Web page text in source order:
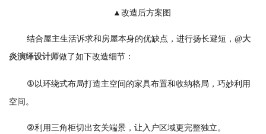
▲改造后方案图
结合屋主生活诉求和房屋本身的优缺点，进行扬长避短， @大
炎演绎设计师做了如下改造细节：
①以环绕式布局打造主空间的家具布置和收纳格局，巧妙利用
空间。
②利用三角柜切出玄关端景，让入户区域更完整独立。